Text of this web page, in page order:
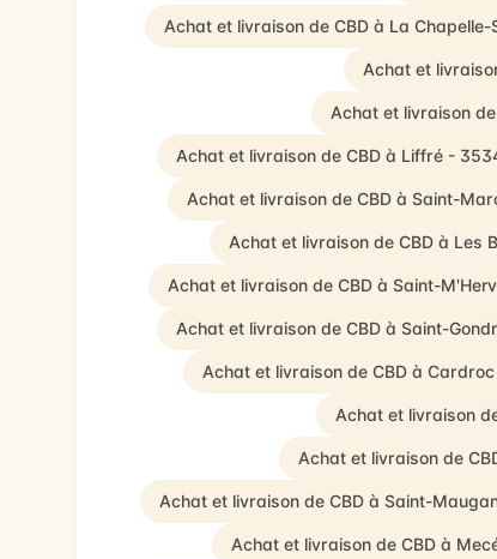
Achat et livraison de CBD à La
Achat et
Achat et livraison
Achat et livraison de CBD à Liffré -
Achat et livraison de CBD à Saint-
Achat et livraison de CBD à Les
Achat et livraison de CBD à Saint-
Achat et livraison de CBD à Saint-
Achat et livraison de CBD à
Achat et livraison
Achat et livraison de
Achat et livraison de CBD à Saint-
Achat et livraison de CBD à